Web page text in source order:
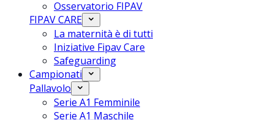
Osservatorio FIPAV
FIPAV CARE
La maternità è di tutti
Iniziative Fipav Care
Safeguarding
Campionati
Pallavolo
Serie A1 Femminile
Serie A1 Maschile